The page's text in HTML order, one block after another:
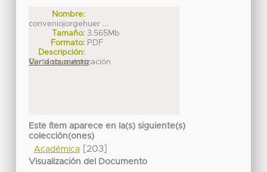
Nombre:
conveniojorgehuer ...
Tamaño: 3.565Mb
Formato: PDF
Descripción:
Carta de autorización
Ver documento
Este ítem aparece en la(s) siguiente(s)
colección(ones)
Académica[203]
Visualización del Documento